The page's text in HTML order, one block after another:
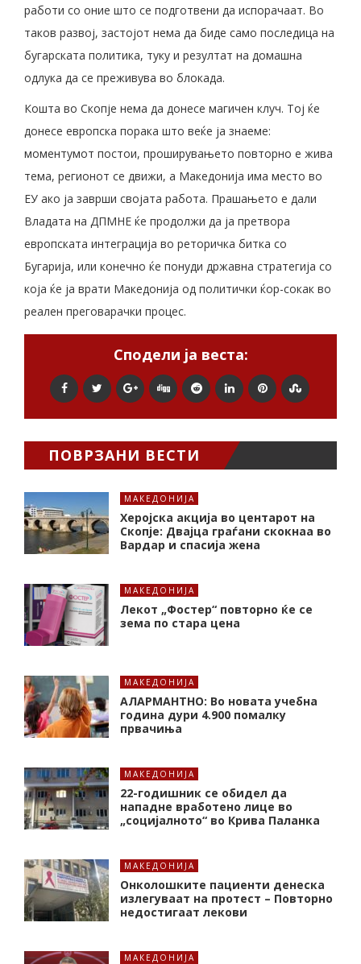
работи со оние што се подготвени да испорачаат. Во
таков развој, застојот нема да биде само последица на
бугарската политика, туку и резултат на домашна
одлука да се преживува во блокада.
Кошта во Скопје нема да донесе магичен клуч. Тој ќе
донесе европска порака што веќе ја знаеме:
моментумот постои, проширувањето повторно е жива
тема, регионот се движи, а Македонија има место во
ЕУ ако ја заврши својата работа. Прашањето е дали
Владата на ДПМНЕ ќе продолжи да ја претвора
европската интеграција во реторичка битка со
Бугарија, или конечно ќе понуди државна стратегија со
која ќе ја врати Македонија од политички ќор-сокак во
реален преговарачки процес.
Сподели ја веста:
ПОВРЗАНИ ВЕСТИ
МАКЕДОНИЈА
Херојска акција во центарот на
Скопје: Двајца граѓани скокнаа во
Вардар и спасија жена
МАКЕДОНИЈА
Лекот „Фостер“ повторно ќе се
зема по стара цена
МАКЕДОНИЈА
АЛАРМАНТНО: Во новата учебна
година дури 4.900 помалку
првачиња
МАКЕДОНИЈА
22-годишник се обидел да
нападне вработено лице во
„социјалното“ во Крива Паланка
МАКЕДОНИЈА
Онколошките пациенти денеска
излегуваат на протест – Повторно
недостигаат лекови
МАКЕДОНИЈА